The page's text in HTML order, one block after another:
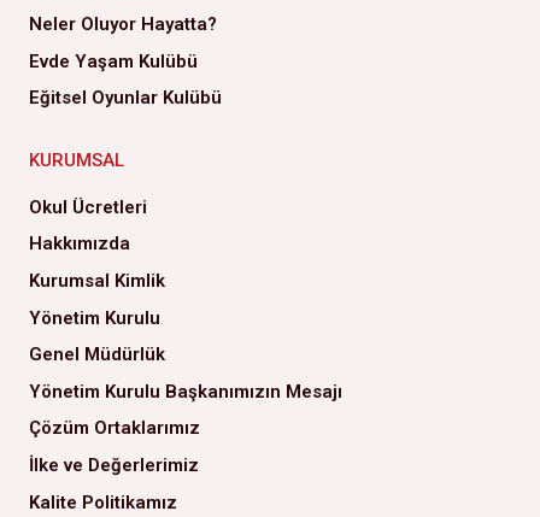
Neler Oluyor Hayatta?
Evde Yaşam Kulübü
Eğitsel Oyunlar Kulübü
KURUMSAL
Okul Ücretleri
Hakkımızda
Kurumsal Kimlik
Yönetim Kurulu
Genel Müdürlük
Yönetim Kurulu Başkanımızın Mesajı
Çözüm Ortaklarımız
İlke ve Değerlerimiz
Kalite Politikamız